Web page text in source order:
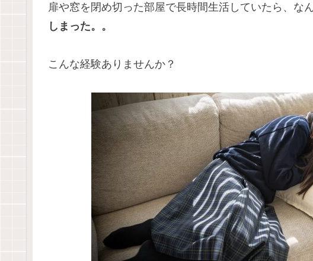
扉や窓を閉め切った部屋で長時間生活していたら、な
しまった。。
こんな経験ありませんか？